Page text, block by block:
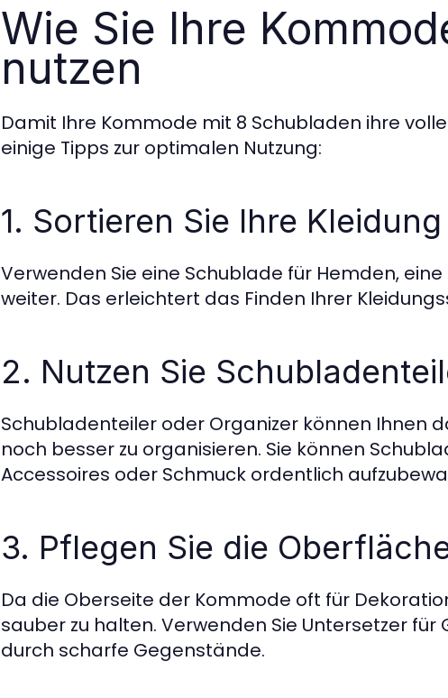
Wie Sie Ihre
nutzen
Damit Ihre Kommode mit 8 Schubladen ihre
einige Tipps zur optimalen Nutzung:
1. Sortieren Sie Ihre Kleidung
Verwenden Sie eine Schublade für Hemden,
weiter. Das erleichtert das Finden Ihrer
2. Nutzen Sie
Schubladenteiler oder Organizer können Ihnen
noch besser zu organisieren. Sie können
Accessoires oder Schmuck ordentlich
3. Pflegen Sie die
Da die Oberseite der Kommode oft für
sauber zu halten. Verwenden Sie Untersetzer
durch scharfe Gegenstände.